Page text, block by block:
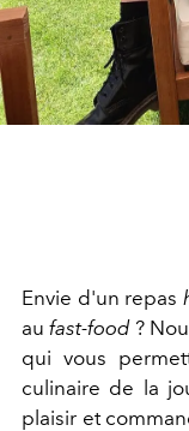
Envie d'un repas
au fast-food ?
qui vous
culinaire de la
plaisir et